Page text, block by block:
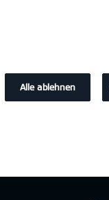
Alle ablehnen